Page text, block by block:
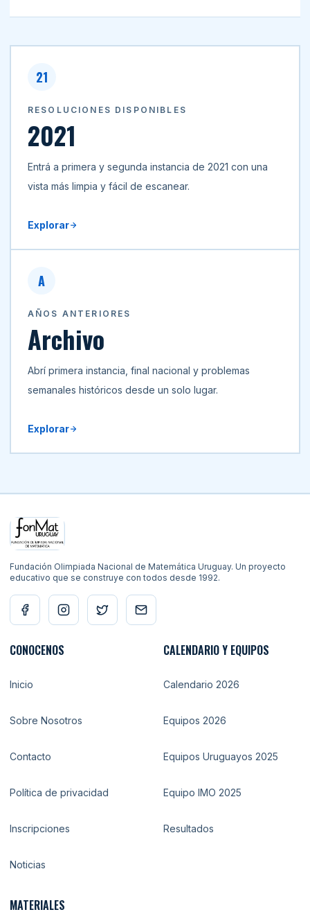
21
RESOLUCIONES DISPONIBLES
2021
Entrá a primera y segunda instancia de 2021 con una
vista más limpia y fácil de escanear.
Explorar
A
AÑOS ANTERIORES
Archivo
Abrí primera instancia, final nacional y problemas
semanales históricos desde un solo lugar.
Explorar
Fundación Olimpiada Nacional de Matemática Uruguay. Un proyecto
educativo que se construye con todos desde 1992.
CONOCENOS
Inicio
Sobre Nosotros
Contacto
Política de privacidad
Inscripciones
Noticias
CALENDARIO Y EQUIPOS
Calendario 2026
Equipos 2026
Equipos Uruguayos 2025
Equipo IMO 2025
Resultados
MATERIALES